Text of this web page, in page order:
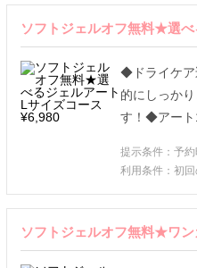
ソフトジェルオフ無料★選
◆ドライケ
的にしっか
す！◆アート
提示条件：予
利用条件：初回
ソフトジェルオフ無料★ワ